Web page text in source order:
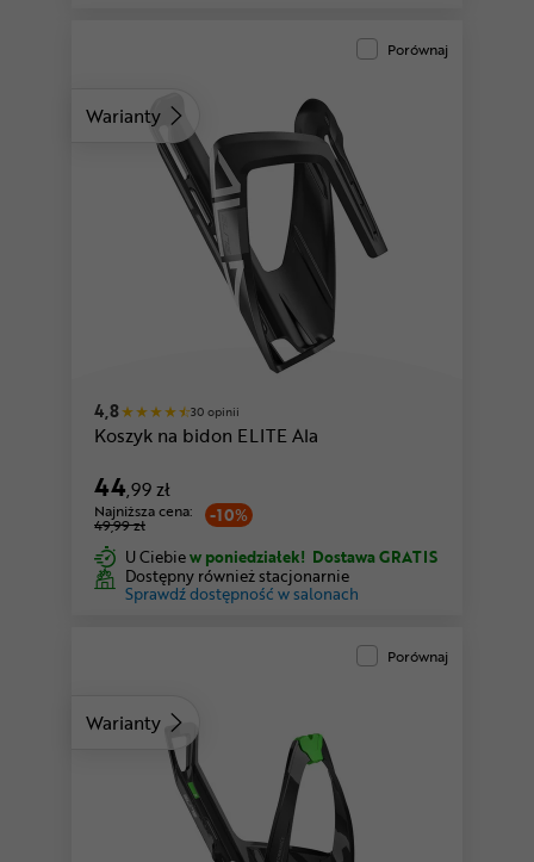
Warianty
Porównaj
4,8 30 opinii
Koszyk na bidon ELITE Ala
44,99 zł
-10%
Najniższa cena:
49,99 zł
U Ciebiew poniedziałek! Dostawa GRATIS
Dostępny również stacjonarnie
Sprawdź dostępność w salonach
Warianty
Porównaj